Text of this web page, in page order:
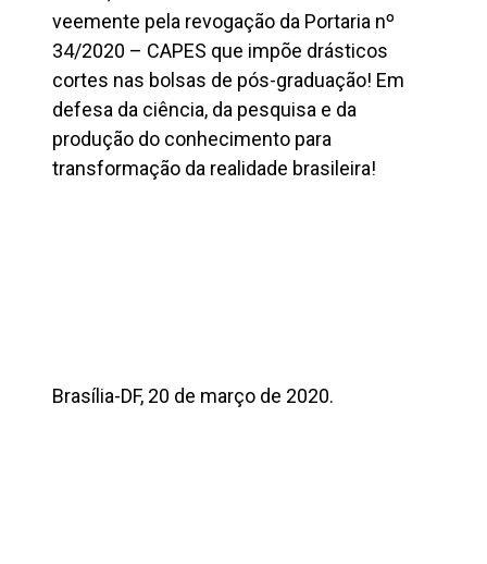
veemente pela revogação da Portaria nº
34/2020 – CAPES que impõe drásticos
cortes nas bolsas de pós-graduação! Em
defesa da ciência, da pesquisa e da
produção do conhecimento para
transformação da realidade brasileira!
Brasília-DF, 20 de março de 2020.